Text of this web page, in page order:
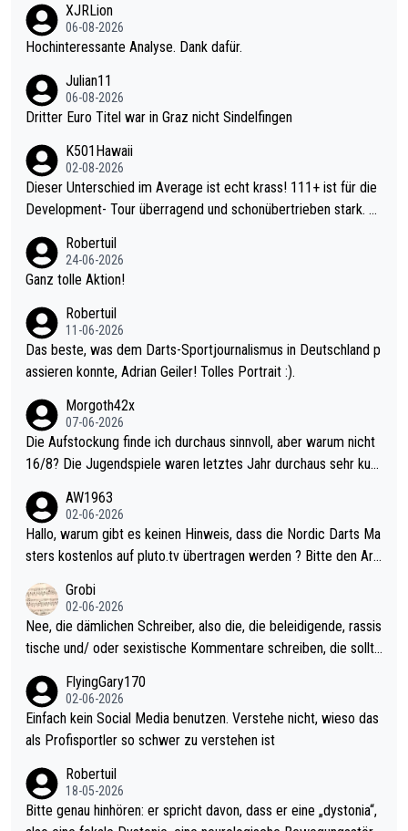
XJRLion
06-08-2026
Hochinteressante Analyse. Dank dafür.
Julian11
06-08-2026
Dritter Euro Titel war in Graz nicht Sindelfingen
K501Hawaii
02-08-2026
Dieser Unterschied im Average ist echt krass! 111+ ist für die
Development- Tour überragend und schonübertrieben stark. U
mal 40+ erst recht. Da gewinnst keinen Blumentopf - ist ja noc
h krasser wie ein Pokalspiel eines Kreisligisten vs einem Bund
Robertuil
24-06-2026
Ganz tolle Aktion!
Robertuil
11-06-2026
Das beste, was dem Darts-Sportjournalismus in Deutschland p
assieren konnte, Adrian Geiler! Tolles Portrait :).
Morgoth42x
07-06-2026
Die Aufstockung finde ich durchaus sinnvoll, aber warum nicht
16/8? Die Jugendspiele waren letztes Jahr durchaus sehr kurz
Allerdings ist Mitchell Lawrie als Nummer 1 der Welt eh qualifi
ziert. Somit ändert die automatische Qualifikation des Weltmei
sters erstmal nichts. Ich denke sie wollen damit für nächstes J
ohl wenig WDF Turniere spielen. Dies war bei Archie Self letzt
es Jahr der Fall. Er musste als amtierender Weltmeister durch
den Qualifier und ich glaube kaum, dass Mitchel sich das (in Ve
gas) antun würde, wenn er doch eigentlich die PDC-WM als Zi
el hat.
AW1963
02-06-2026
Hallo, warum gibt es keinen Hinweis, dass die Nordic Darts Ma
sters kostenlos auf pluto.tv übertragen werden ? Bitte den Arti
Grobi
02-06-2026
Nee, die dämlichen Schreiber, also die, die beleidigende, rassis
tische und/ oder sexistische Kommentare schreiben, die sollte
s Leben in den Griff kriegen. Nur eins wundert mich: Luke Little
r war doch neulich erst derjenige, der über Social Media GvV p
rovoziert hat. Und Littlers Mutter schießt öfters mal gegen Ric
FlyingGary170
02-06-2026
Einfach kein Social Media benutzen. Verstehe nicht, wieso das
als Profisportler so schwer zu verstehen ist
Robertuil
18-05-2026
Bitte genau hinhören: er spricht davon, dass er eine „dystonia“,